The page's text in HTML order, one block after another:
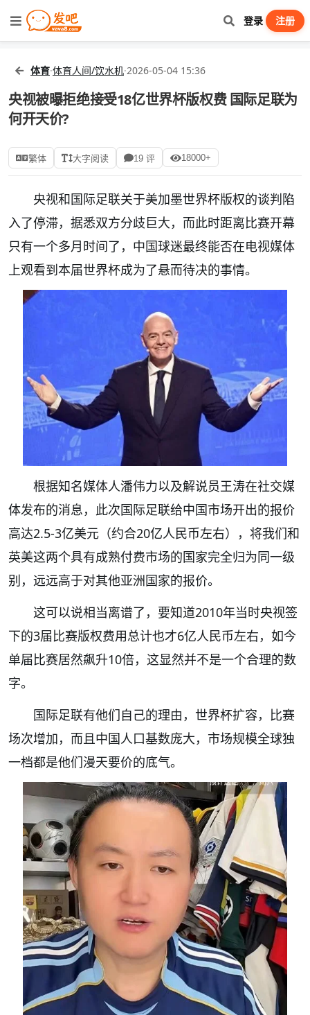
登录 注册
体育·体育人间/饮水机·2026-05-04 15:36
央视被曝拒绝接受18亿世界杯版权费 国际足联为
何开天价?
繁体 大字阅读 19 评 18000+
央视和国际足联关于美加墨世界杯版权的谈判陷
入了停滞，据悉双方分歧巨大，而此时距离比赛开幕
只有一个多月时间了，中国球迷最终能否在电视媒体
上观看到本届世界杯成为了悬而待决的事情。
根据知名媒体人潘伟力以及解说员王涛在社交媒
体发布的消息，此次国际足联给中国市场开出的报价
高达2.5-3亿美元（约合20亿人民币左右），将我们和
英美这两个具有成熟付费市场的国家完全归为同一级
别，远远高于对其他亚洲国家的报价。
这可以说相当离谱了，要知道2010年当时央视签
下的3届比赛版权费用总计也才6亿人民币左右，如今
单届比赛居然飙升10倍，这显然并不是一个合理的数
字。
国际足联有他们自己的理由，世界杯扩容，比赛
场次增加，而且中国人口基数庞大，市场规模全球独
一档都是他们漫天要价的底气。